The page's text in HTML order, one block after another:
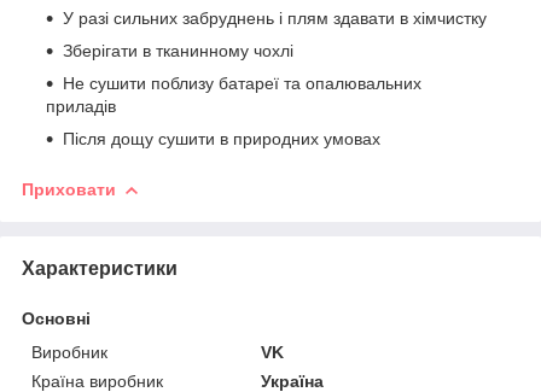
У разі сильних забруднень і плям здавати в хімчистку
Зберігати в тканинному чохлі
Не сушити поблизу батареї та опалювальних
приладів
Після дощу сушити в природних умовах
Приховати
Характеристики
Основні
Виробник
VK
Країна виробник
Україна